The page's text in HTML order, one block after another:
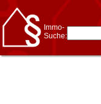
Immo-
Suche: